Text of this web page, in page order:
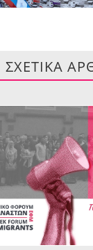
ΣΧΕΤΙΚΑ